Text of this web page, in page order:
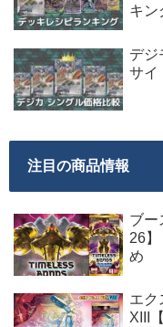
キン
デジ
サイ
注目の商品情報
ブー
26】
め
エク
XIII